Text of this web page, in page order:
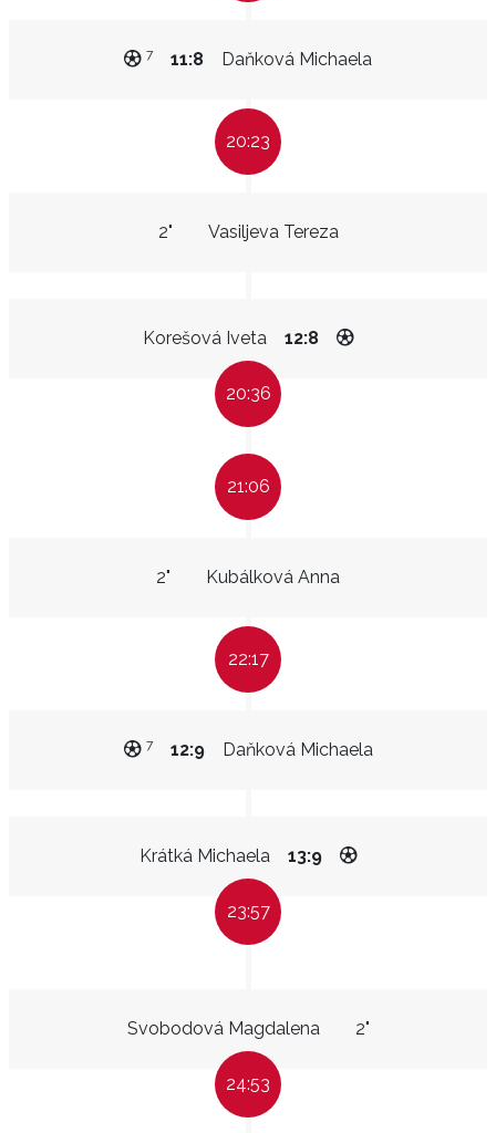
Daňková Michaela
11:8
7
20:23
Vasiljeva Tereza
2"
Korešová Iveta 12:8
20:36
21:06
Kubálková Anna
2"
22:17
Daňková Michaela
12:9
7
Krátká Michaela 13:9
23:57
Svobodová Magdalena 2"
24:53